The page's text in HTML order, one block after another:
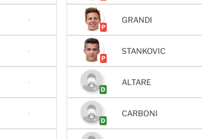
-
-
-
-
P
GRANDI
P
STANKOVIC
D
ALTARE
D
CARBONI